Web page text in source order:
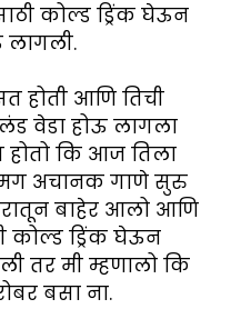
कोल्ड ड्रिंक घेऊन
होती आणि तिची
वेडा होऊ लागला
होतो कि आज तिला
अचानक गाणे सुरु
बाहेर आलो आणि
कोल्ड ड्रिंक घेऊन
तर मी म्हणालो कि
बसा ना.